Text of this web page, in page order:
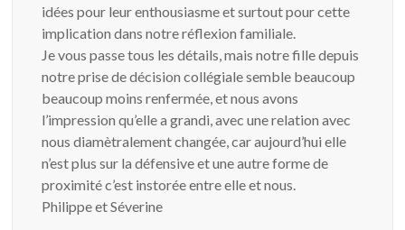
idées pour leur enthousiasme et surtout pour cette
implication dans notre réflexion familiale.
Je vous passe tous les détails, mais notre fille depuis
notre prise de décision collégiale semble beaucoup
beaucoup moins renfermée, et nous avons
l’impression qu’elle a grandi, avec une relation avec
nous diamètralement changée, car aujourd’hui elle
n’est plus sur la défensive et une autre forme de
proximité c’est instorée entre elle et nous.
Philippe et Séverine